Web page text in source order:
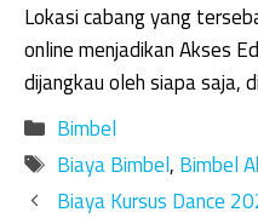
Lokasi cabang yang
online menjadikan Akses
dijangkau oleh siapa saja,
Kategori
Bimbel
Tag
Biaya Bimbel, Bimbel
Biaya Kursus Dance